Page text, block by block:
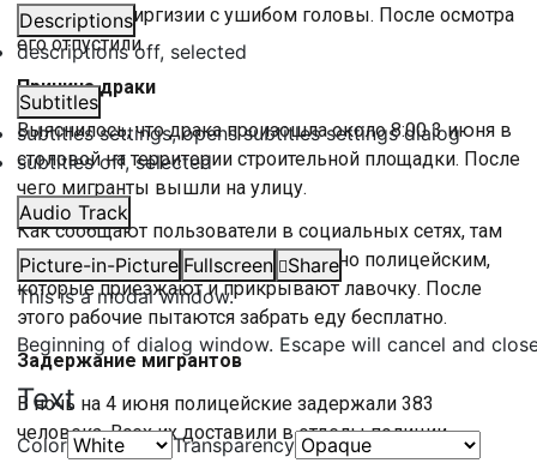
Descriptions
descriptions off, selected
Subtitles
subtitles settings, opens subtitles settings dialog
subtitles off, selected
Audio Track
Picture-in-Picture Fullscreen
Share
This is a modal window.
Beginning of dialog window. Escape will cancel and
Text
Color Transparency
гражданин Киргизии с ушибом головы. После осмотра
его отпустили.
Причина драки
Выяснилось, что драка произошла около 8:00 3 июня в
столовой на территории строительной площадки. После
чего мигранты вышли на улицу.
Как сообщают пользователи в социальных сетях, там
незаконно продают еду. Это известно полицейским,
которые приезжают и прикрывают лавочку. После
этого рабочие пытаются забрать еду бесплатно.
Задержание мигрантов
В ночь на 4 июня полицейские задержали 383
человека. Всех их доставили в отделы полиции.